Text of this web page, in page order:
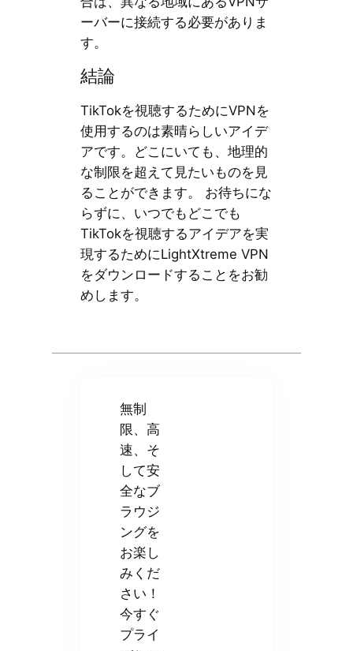
ーバーに接続する必要がありま
す。
結論
TikTokを視聴するためにVPNを
使用するのは素晴らしいアイデ
アです。どこにいても、地理的
な制限を超えて見たいものを見
ることができます。 お待ちにな
らずに、いつでもどこでも
TikTokを視聴するアイデアを実
現するためにLightXtreme VPN
をダウンロードすることをお勧
めします。
無制
限、高
速、そ
して安
全なブ
ラウジ
ングを
お楽し
みくだ
さい！
今すぐ
プライ